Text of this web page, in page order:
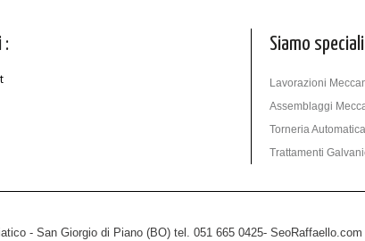
: Siamo
Lavorazioni
Assemblaggi
Torneria Automatica
Trattamenti
- San Giorgio di Piano (BO) tel. 051 665 0425-